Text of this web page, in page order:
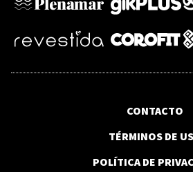
CONTACTO
TÉRMINOS DE
POLÍTICA DE